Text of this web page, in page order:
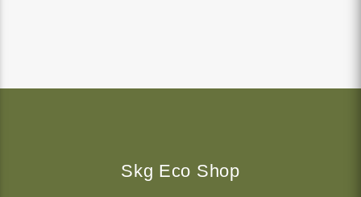
Skg Eco Shop